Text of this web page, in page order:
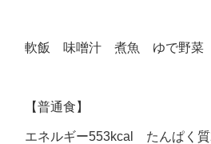
軟飯 味噌汁 煮魚 ゆで野菜
【普通食】
エネルギー553kcal たんぱく